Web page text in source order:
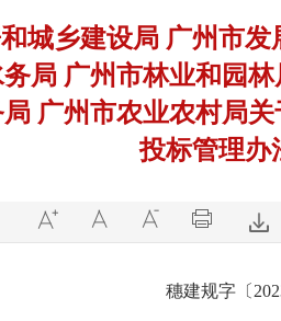
城乡建设局 广州市
局 广州市林业和园
广州市农业农村局
投标管理办
穗建规字〔